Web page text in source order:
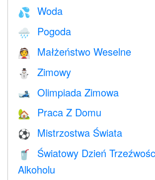
💦 Woda
🌧 Pogoda
👰 Małżeństwo Weselne
⛄ Zimowy
🎿 Olimpiada Zimowa
🏡 Praca Z Domu
⚽ Mistrzostwa Świata
🥤
Światowy Dzień
Alkoholu